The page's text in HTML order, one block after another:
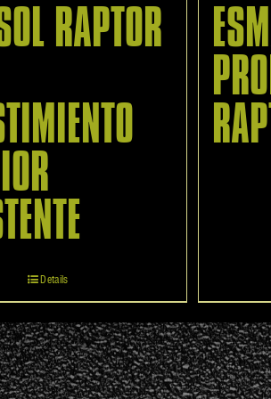
RAPTOR
Details